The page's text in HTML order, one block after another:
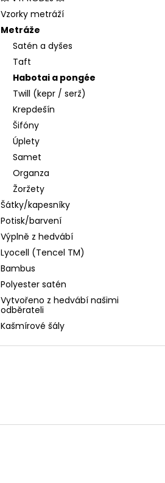
Vzorky metráží
Metráže
Satén a dyšes
Taft
Habotai a pongée
Twill (kepr / serž)
Krepdešín
Šifóny
Úplety
Samet
Organza
Žoržety
Šátky/kapesníky
Potisk/barvení
Výplně z hedvábí
Lyocell (Tencel TM)
Bambus
Polyester satén
Vytvořeno z hedvábí našimi
odběrateli
Kašmírové šály